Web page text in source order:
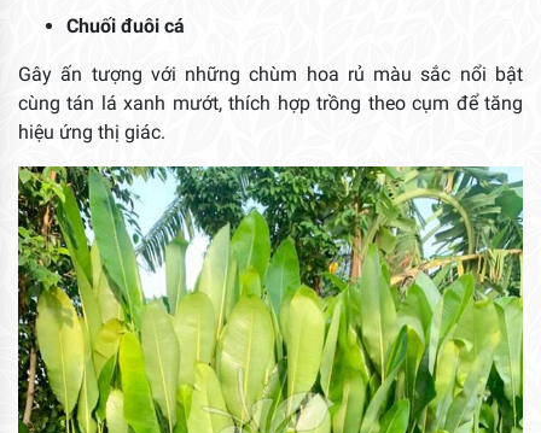
Chuối đuôi cá
Gây ấn tượng với những chùm hoa rủ màu sắc nổi bật
cùng tán lá xanh mướt, thích hợp trồng theo cụm để tăng
hiệu ứng thị giác.